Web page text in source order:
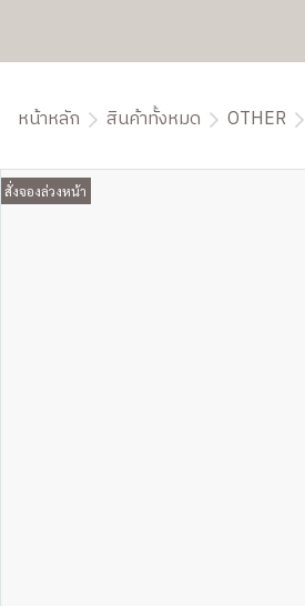
หน้าหลัก สินค้าทั้งหมด OTHER
สั่งจองล่วงหน้า